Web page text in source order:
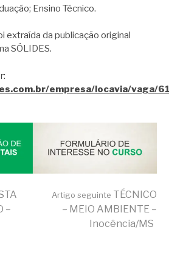
Ensino Técnico.
extraída da publicação original
SÓLIDES.
empresa/locavia/vaga/
–
Artigo seguinte TÉCNICO
– MEIO AMBIENTE –
Inocência/MS